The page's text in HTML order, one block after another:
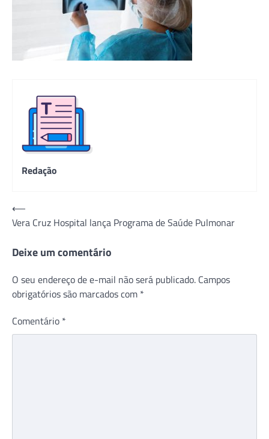
Redação
Navegação
de
Post
⟵
Vera Cruz Hospital lança Programa de Saúde Pulmonar
Deixe um comentário
O seu endereço de e-mail não será publicado. Campos
obrigatórios são marcados com *
Comentário *